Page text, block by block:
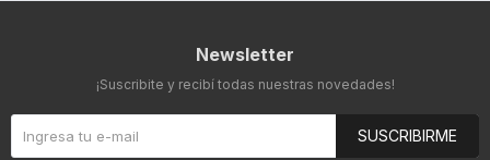
Newsletter
¡Suscribite y recibí todas nuestras novedades!
SUSCRIBIRME